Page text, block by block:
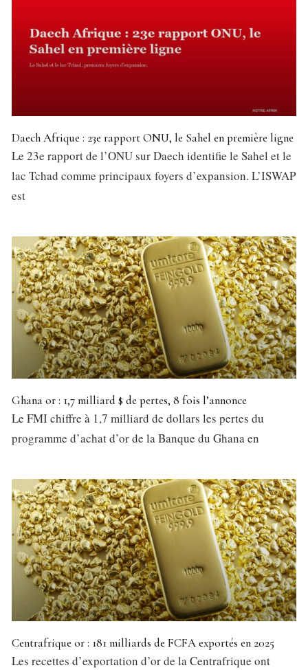
Daech Afrique : 23e rapport ONU, le Sahel en première ligne
Le 23e rapport de l’ONU sur Daech identifie le Sahel et le
lac Tchad comme principaux foyers d’expansion. L’ISWAP
est
Ghana or : 1,7 milliard $ de pertes, 8 fois l’annonce
Le FMI chiffre à 1,7 milliard de dollars les pertes du
programme d’achat d’or de la Banque du Ghana en
Centrafrique or : 181 milliards de FCFA exportés en 2025
Les recettes d’exportation d’or de la Centrafrique ont